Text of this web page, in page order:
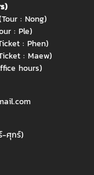
: Nong)
: Ple)
: Phen)
: Maew)
hours)
-ศุกร์)